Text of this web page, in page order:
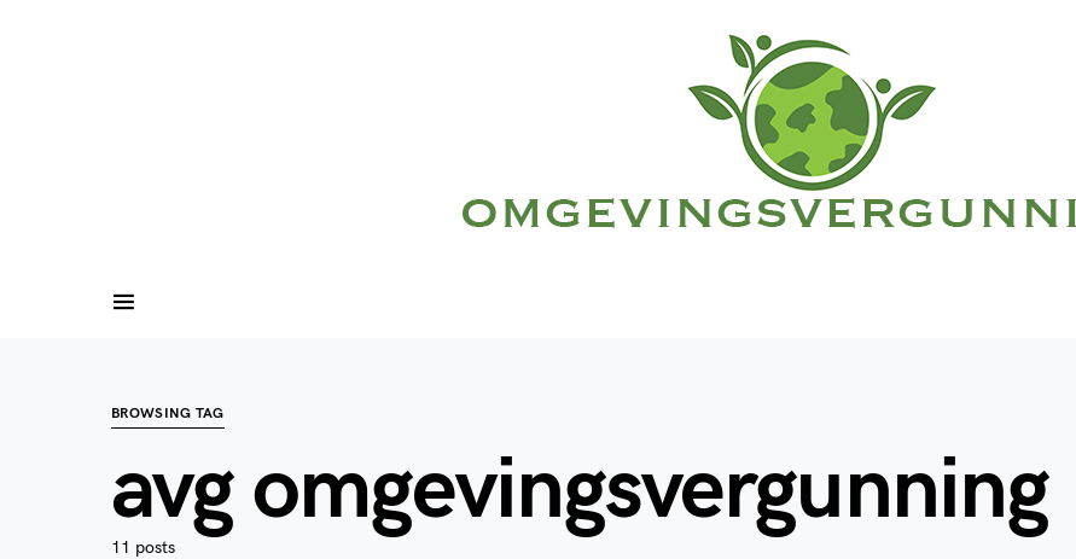
BROWSING TAG
avg omgevingsvergunning
11 posts